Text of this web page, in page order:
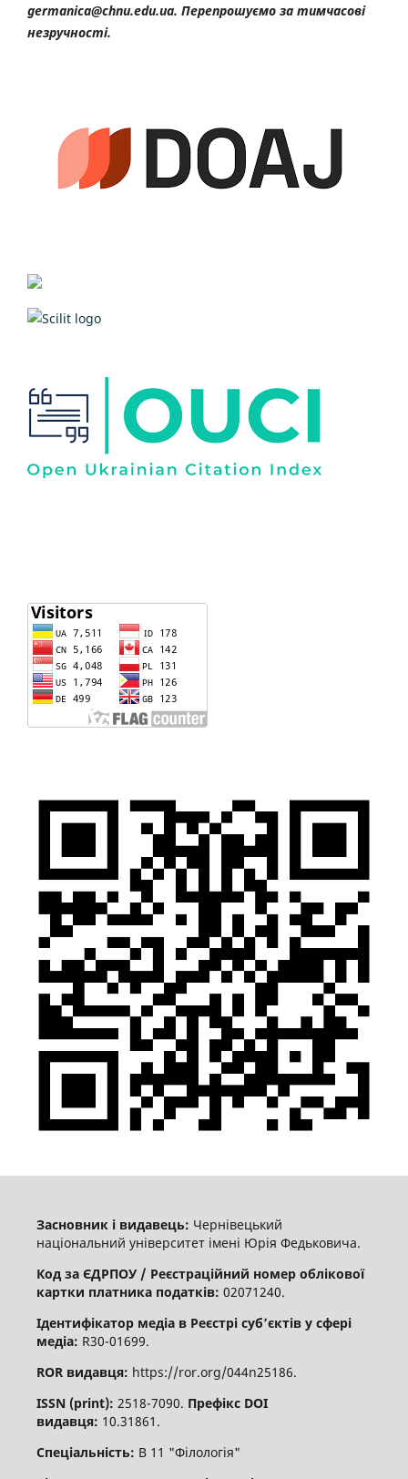
germanica@chnu.edu.ua. Перепрошуємо за тимчасові
незручності.
Засновник і видавець: Чернівецький
національний університет імені Юрія Федьковича.
Код за ЄДРПОУ / Реєстраційний номер облікової
картки платника податків: 02071240.
Ідентифікатор медіа в Реєстрі суб’єктів у сфері
медіа: R30-01699.
ROR видавця: https://ror.org/044n25186.
ISSN (print): 2518-7090. Префікс DOI
видавця: 10.31861.
Спеціальність: В 11 "Філологія"